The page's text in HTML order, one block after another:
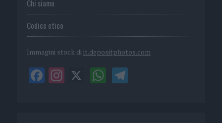
Chi siamo
Codice etico
Immagini stock di it.depositphotos.com